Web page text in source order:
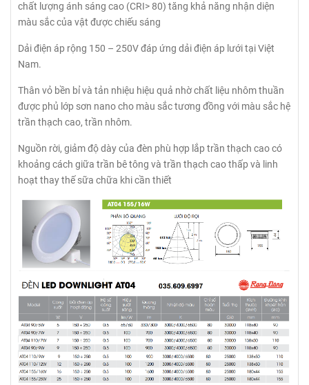
chất lượng ánh sáng cao (CRI> 80) tăng khả năng nhận diện
màu sắc của vật được chiếu sáng
Dải điện áp rộng 150 – 250V đáp ứng dải điện áp lưới tại Việt
Nam.
Thân vỏ bền bỉ và tản nhiệu hiệu quả nhờ chất liệu nhôm thuần
được phủ lớp sơn nano cho màu sắc tương đồng với màu sắc hệ
trần thạch cao, trần nhôm.
Nguồn rời, giảm độ dày của đèn phù hợp lắp trần thạch cao có
khoảng cách giữa trần bê tông và trần thạch cao thấp và linh
hoạt thay thế sữa chữa khi cần thiết